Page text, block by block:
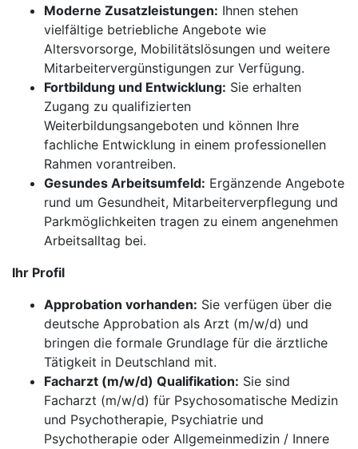
Moderne Zusatzleistungen: Ihnen stehen
vielfältige betriebliche Angebote wie
Altersvorsorge, Mobilitätslösungen und weitere
Mitarbeitervergünstigungen zur Verfügung.
Fortbildung und Entwicklung: Sie erhalten
Zugang zu qualifizierten
Weiterbildungsangeboten und können Ihre
fachliche Entwicklung in einem professionellen
Rahmen vorantreiben.
Gesundes Arbeitsumfeld: Ergänzende Angebote
rund um Gesundheit, Mitarbeiterverpflegung und
Parkmöglichkeiten tragen zu einem angenehmen
Arbeitsalltag bei.
Ihr Profil
Approbation vorhanden: Sie verfügen über die
deutsche Approbation als Arzt (m/w/d) und
bringen die formale Grundlage für die ärztliche
Tätigkeit in Deutschland mit.
Facharzt (m/w/d) Qualifikation: Sie sind
Facharzt (m/w/d) für Psychosomatische Medizin
und Psychotherapie, Psychiatrie und
Psychotherapie oder Allgemeinmedizin / Innere